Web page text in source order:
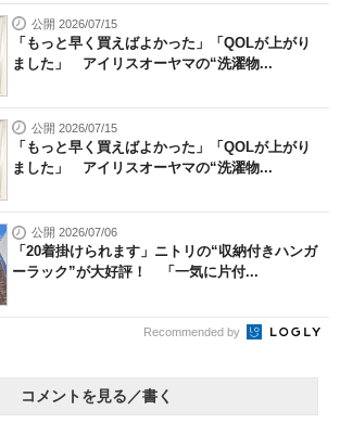
公開 2026/07/15
「もっと早く買えばよかった」「QOLが上がり
ました」 アイリスオーヤマの“洗濯物...
公開 2026/07/15
「もっと早く買えばよかった」「QOLが上がり
ました」 アイリスオーヤマの“洗濯物...
公開 2026/07/06
「20着掛けられます」ニトリの“収納付きハンガ
ーラック”が大好評！ 「一気に片付...
Recommended by
コメントを見る／書く